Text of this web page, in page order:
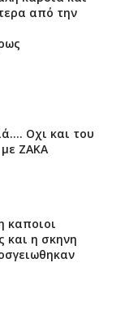
από την
Οχι και του
ΖΑΚΑ
καποιοι
και η σκηνη